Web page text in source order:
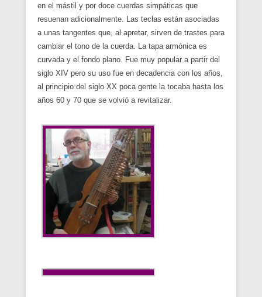
en el mástil y por doce cuerdas simpáticas que
resuenan adicionalmente. Las teclas están asociadas
a unas tangentes que, al apretar, sirven de trastes para
cambiar el tono de la cuerda. La tapa armónica es
curvada y el fondo plano. Fue muy popular a partir del
siglo XIV pero su uso fue en decadencia con los años,
al principio del siglo XX poca gente la tocaba hasta los
años 60 y 70 que se volvió a revitalizar.